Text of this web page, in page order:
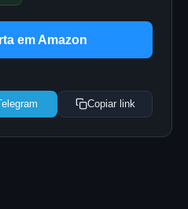
em Amazon
Copiar link